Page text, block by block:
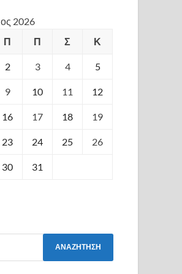
2026
Π Π Σ Κ
2 3 4 5
9 10 11 12
16 17 18 19
23 24 25 26
30 31